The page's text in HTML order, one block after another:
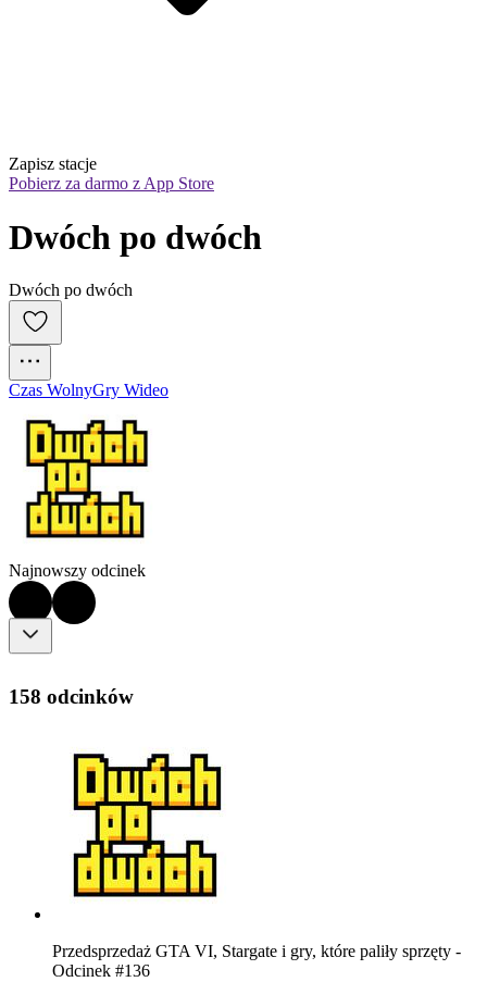
Zapisz stacje
Pobierz za darmo z App Store
Dwóch po dwóch
Dwóch po dwóch
Czas WolnyGry Wideo
Najnowszy odcinek
158 odcinków
Przedsprzedaż GTA VI, Stargate i gry, które paliły sprzęty -
Odcinek #136